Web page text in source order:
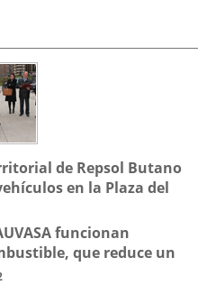
aplicación
externa.
aplicación
de Repsol Butano
en la Plaza del
funcionan
que reduce un